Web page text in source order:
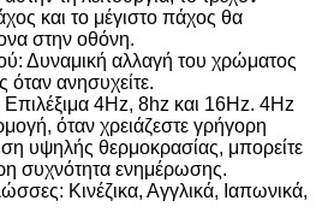
και το μέγιστο πάχος θα
στην οθόνη.
Δυναμική αλλαγή του χρώματος
όταν ανησυχείτε.
4Hz, 8hz και 16Hz. 4Hz
όταν χρειάζεστε γρήγορη
υψηλής θερμοκρασίας, μπορείτε
συχνότητα ενημέρωσης.
Κινέζικα, Αγγλικά, Ιαπωνικά,